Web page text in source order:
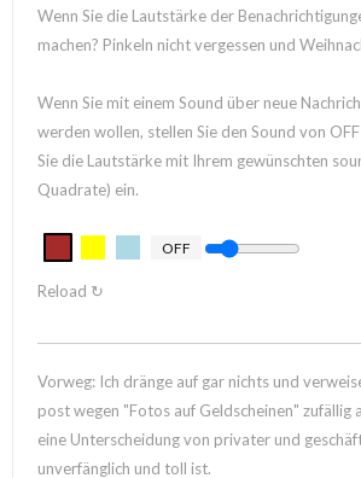
Wenn Sie die Lautstärke der
machen? Pinkeln nicht vergessen und
Wenn Sie mit einem Sound über neue
werden wollen, stellen Sie den Sound von
Sie die Lautstärke mit Ihrem gewünschten
Quadrate) ein.
OFF
Reload ↻
Vorweg: Ich dränge auf gar nichts und
post wegen "Fotos auf Geldscheinen" zufällig
eine Unterscheidung von privater und
unverfänglich und toll ist.